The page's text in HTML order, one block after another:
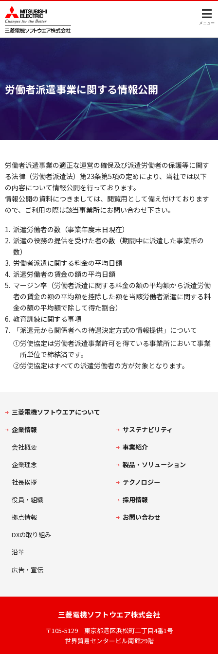
メニュー
労働者派遣事業に関する情報公開
労働者派遣事業の適正な運営の確保及び派遣労働者の保護等に関す
る法律（労働者派遣法）第23条第5項の定めにより、当社では以下
の内容について情報公開を行っております。
情報公開の資料につきましては、閲覧用として備え付けております
ので、ご利用の際は該当事業所にお問い合わせ下さい。
1. 派遣労働者の数（事業年度末日現在）
2. 派遣の役務の提供を受けた者の数（期間中に派遣した事業所の
数）
3. 労働者派遣に関する料金の平均日額
4. 派遣労働者の賃金の額の平均日額
5. マージン率（労働者派遣に関する料金の額の平均額から派遣労働
者の賃金の額の平均額を控除した額を当該労働者派遣に関する料
金の額の平均額で除して得た割合）
6. 教育訓練に関する事項
7.
「派遣元から関係者への待遇決定方式の情報提供」について
①労使協定は労働者派遣事業許可を得ている事業所において事業
所単位で締結済です。
②労使協定はすべての派遣労働者の方が対象となります。
三菱電機ソフトウエア株式会社
〒105-5129 東京都港区浜松町二丁目4番1号
世界貿易センタービル南館29階
三菱電機ソフトウエアについて
企業情報
会社概要
企業理念
社長挨拶
役員・組織
拠点情報
DXの取り組み
沿革
広告・宣伝
サステナビリティ
事業紹介
製品・ソリューション
テクノロジー
採用情報
お問い合わせ